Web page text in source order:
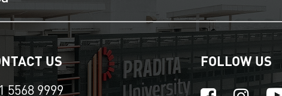
US
5568 9999
FOLLOW US